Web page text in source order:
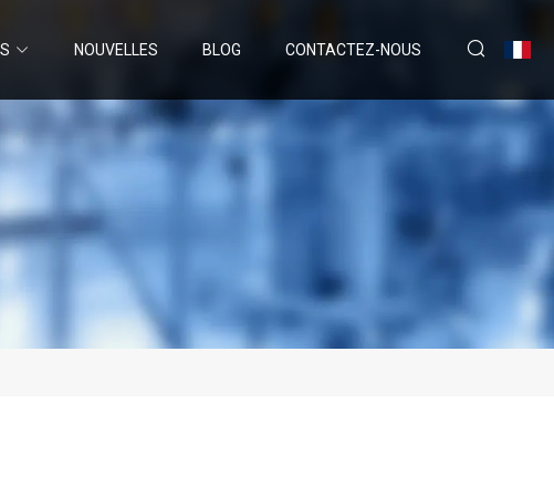
NOUVELLES BLOG CONTACTEZ-NOUS